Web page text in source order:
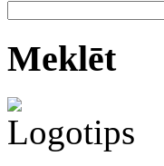
Meklēt